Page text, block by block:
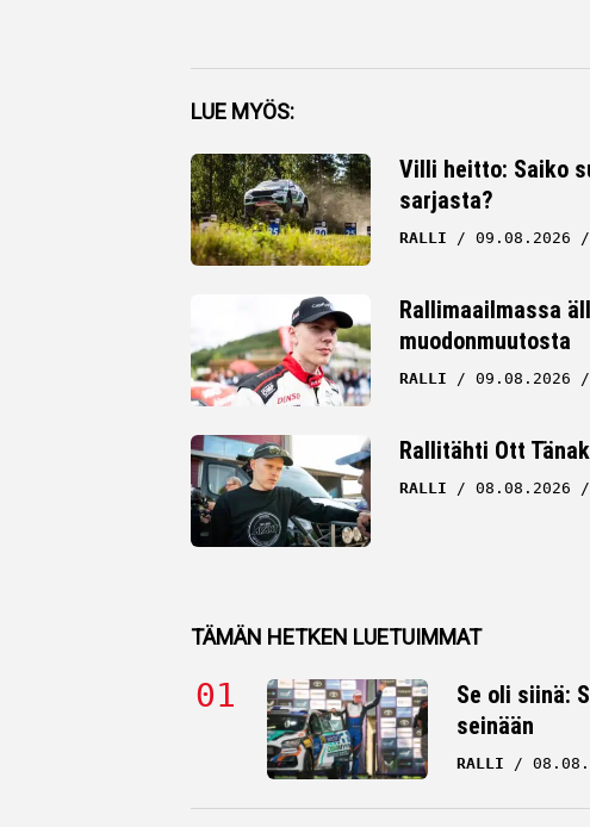
Facebook
Twitter
Whatsapp
LUE MYÖS:
Villi heitto: Saiko
sarjasta?
RALLI 09.08.2026
Rallimaailmassa
muodonmuutosta
RALLI 09.08.2026
Rallitähti Ott
RALLI 08.08.2026
TÄMÄN HETKEN LUETUIMMAT
Se oli siinä:
seinään
RALLI